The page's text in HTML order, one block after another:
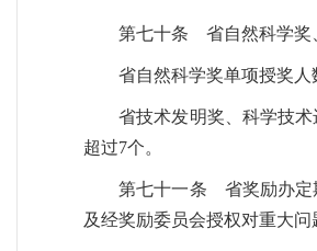
第七十条 省自然科学奖
省自然科学奖单项授奖
省技术发明奖、科学技
超过7个。
第七十一条 省奖励办定
及经奖励委员会授权对重大